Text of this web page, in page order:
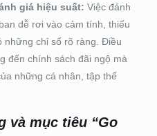
giá hiệu suất: Việc đánh
dễ rơi vào cảm tính, thiếu
những chỉ số rõ ràng. Điều
đến chính sách đãi ngộ mà
những cá nhân, tập thể
và mục tiêu “Go